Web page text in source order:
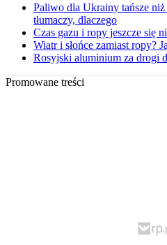
Paliwo dla Ukrainy tańsze
tłumaczy, dlaczego
Czas gazu i ropy jeszcze się
Wiatr i słońce zamiast ropy?
Rosyjski aluminium za drogi
Promowane treści